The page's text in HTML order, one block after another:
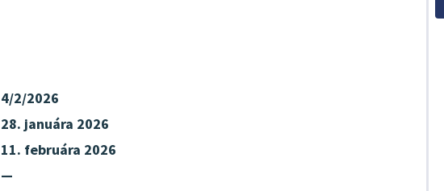
4/2/2026
28. januára 2026
11. februára 2026
—